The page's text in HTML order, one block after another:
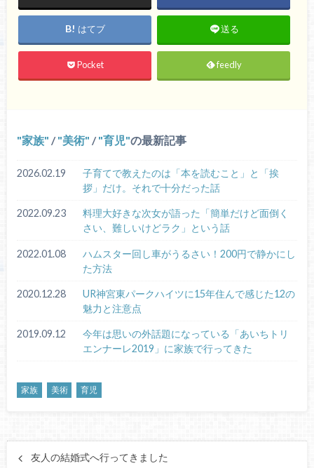
はてブ 送る
Pocket feedly
家族 / 美術 / 育児 の最新記事
2026.02.19
子育てで教えたのは「本を読むこと」と「挨
拶」だけ。それで十分だった話
2022.09.23
料理大好きな次女が語った「簡単だけど面倒く
さい、難しいけどラク」という話
2022.01.08
ハムスター回し車がうるさい！200円で静かにし
た方法
2020.12.28
UR神宮東パークハイツに15年住んで感じた12の
魅力と注意点
2019.09.12
今年は思いの外話題になっている「あいちトリ
エンナーレ2019」に家族で行ってきた
家族 美術 育児
友人の結婚式へ行ってきました